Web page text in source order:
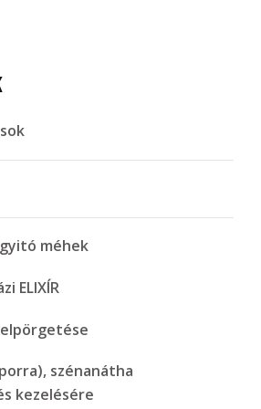
méhek
ELIXÍR
szénanátha
kezelésére